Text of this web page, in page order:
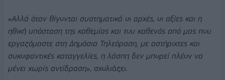
«Αλλά όταν θίγονται συστηματικά οι αρχές, οι αξίες και η
ηθική υπόσταση της καθεμίας και του καθενός από μας που
εργαζόμαστε στη Δημόσια Τηλεόραση, με αστήριχτες και
συκοφαντικές καταγγελίες, η λάσπη δεν μπορεί πλέον να
μένει χωρίς αντίδραση», σχολιάζει.